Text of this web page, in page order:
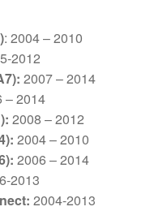
: 2004 – 2010
2012
2007 – 2014
– 2014
2008 – 2012
2004 – 2010
2006 – 2014
2013
2004-2013